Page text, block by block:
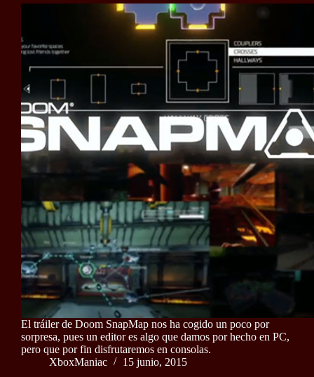
El tráiler de Doom SnapMap nos ha cogido un poco por
sorpresa, pues un editor es algo que damos por hecho en PC,
pero que por fin disfrutaremos en consolas.
XboxManiac
15 junio, 2015